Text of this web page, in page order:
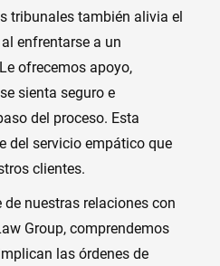
tribunales también alivia el
enfrentarse a un
ofrecemos apoyo,
sienta seguro e
del proceso. Esta
del servicio empático que
clientes.
nuestras relaciones con
Group, comprendemos
las órdenes de